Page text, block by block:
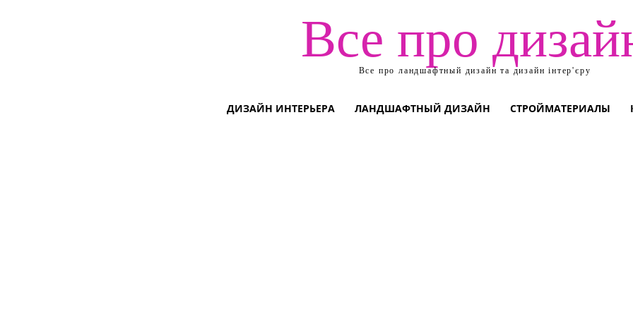
Все про
Все про ландшафтный дизайн та дизайн інтер'єру
ДИЗАЙН ИНТЕРЬЕРА ЛАНДШАФТНЫЙ ДИЗАЙН СТРОЙМАТЕРИАЛЫ